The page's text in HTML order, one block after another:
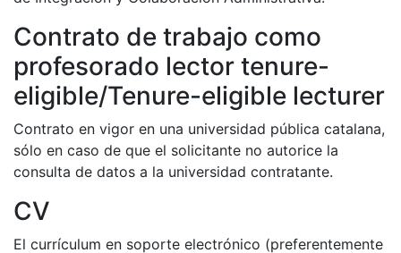
Contrato de trabajo como
profesorado lector tenure-
eligible/Tenure-eligible lecturer
Contrato en vigor en una universidad pública catalana,
sólo en caso de que el solicitante no autorice la
consulta de datos a la universidad contratante.
CV
El currículum en soporte electrónico (preferentemente